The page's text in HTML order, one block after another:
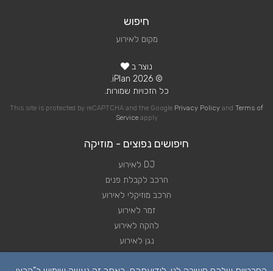
חיפוש
מקום לאירוע
נוצר ב
© 2026 iPlan.
כל הזכויות שמורות.
This site is protected by reCAPTCHA and the Google Privacy Policy and Terms of
Serviceapply
חיפושים נפוצים - מוזיקה
DJ לאירוע
הרכב לקבלת פנים
הרכב מוזיקלי לאירוע
זמר לאירוע
להקה לאירוע
נגן לאירוע